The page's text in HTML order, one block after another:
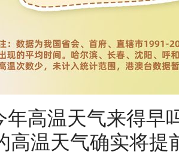
年高温天气来得早
高温天气确实将提